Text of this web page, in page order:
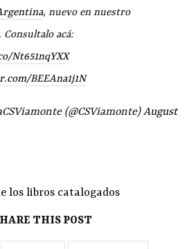
, nuevo en nuestro
Consultalo acá:
Nt651nqYXX
BEEAna1j1N
(@CSViamonte)August
los libros catalogados
THIS POST